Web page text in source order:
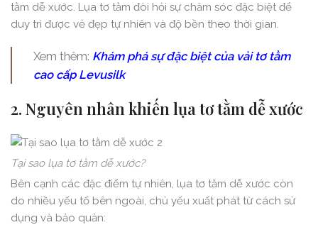
tằm dễ xước. Lụa tơ tằm đòi hỏi sự chăm sóc đặc biệt để
duy trì được vẻ đẹp tự nhiên và độ bền theo thời gian.
Xem thêm: Khám phá sự đặc biệt của vải tơ tằm
cao cấp Levusilk
2. Nguyên nhân khiến lụa tơ tằm dễ xước
Tại sao lụa tơ tằm dễ xước?
Bên cạnh các đặc điểm tự nhiên, lụa tơ tằm dễ xước còn
do nhiều yếu tố bên ngoài, chủ yếu xuất phát từ cách sử
dụng và bảo quản: